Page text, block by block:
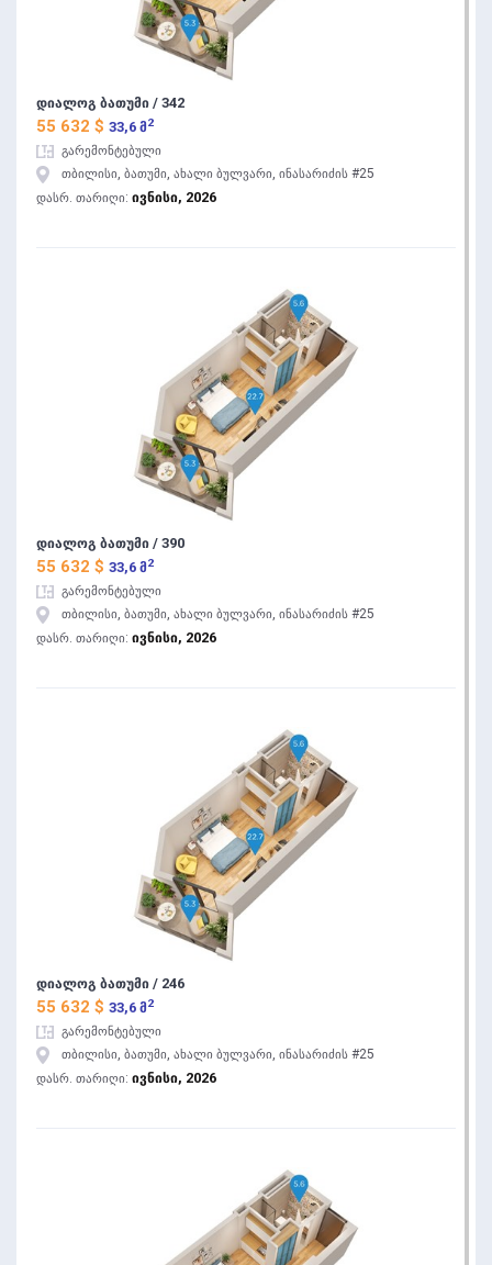
დიალოგ ბათუმი / 342
55 632 $ 33,6 მ 2
გარემონტებული
თბილისი, ბათუმი, ახალი ბულვარი, ინასარიძის #25
დასრ. თარიღი: ივნისი, 2026
დიალოგ ბათუმი / 390
55 632 $ 33,6 მ 2
გარემონტებული
თბილისი, ბათუმი, ახალი ბულვარი, ინასარიძის #25
დასრ. თარიღი: ივნისი, 2026
დიალოგ ბათუმი / 246
55 632 $ 33,6 მ 2
გარემონტებული
თბილისი, ბათუმი, ახალი ბულვარი, ინასარიძის #25
დასრ. თარიღი: ივნისი, 2026